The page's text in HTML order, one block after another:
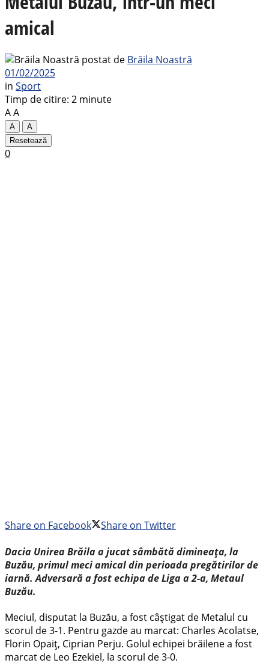
amical
postat de Brăila Noastră
01/02/2025
in Sport
Timp de citire: 2 minute
AA
A
A
Resetează
0
Share on Facebook
Share on Twitter
Dacia Unirea Brăila a jucat sâmbătă dimineața, la
Buzău, primul meci amical din perioada pregătirilor de
iarnă. Adversară a fost echipa de Liga a 2-a, Metaul
Buzău.
Meciul, disputat la Buzău, a fost câștigat de Metalul cu
scorul de 3-1. Pentru gazde au marcat: Charles Acolatse,
Florin Opaiț, Ciprian Perju. Golul echipei brăilene a fost
marcat de Leo Ezekiel, la scorul de 3-0.